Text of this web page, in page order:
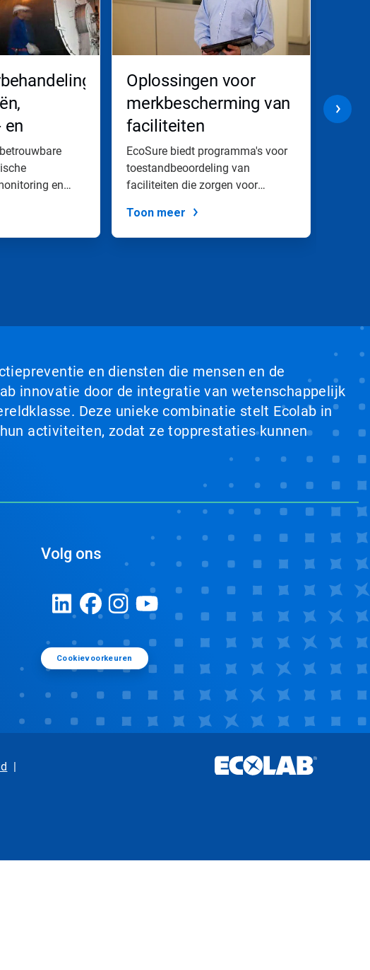
en
en
Oplossingen voor
merkbescherming van
faciliteiten
EcoSure biedt programma's voor
toestandbeoordeling van
faciliteiten die zorgen voor
Toon meer
en diensten die mensen en de
innovatie door de integratie van wetenschappelijk
Deze unieke combinatie stelt Ecolab in
activiteiten, zodat ze topprestaties kunnen
Volg ons
Cookievoorkeuren
|